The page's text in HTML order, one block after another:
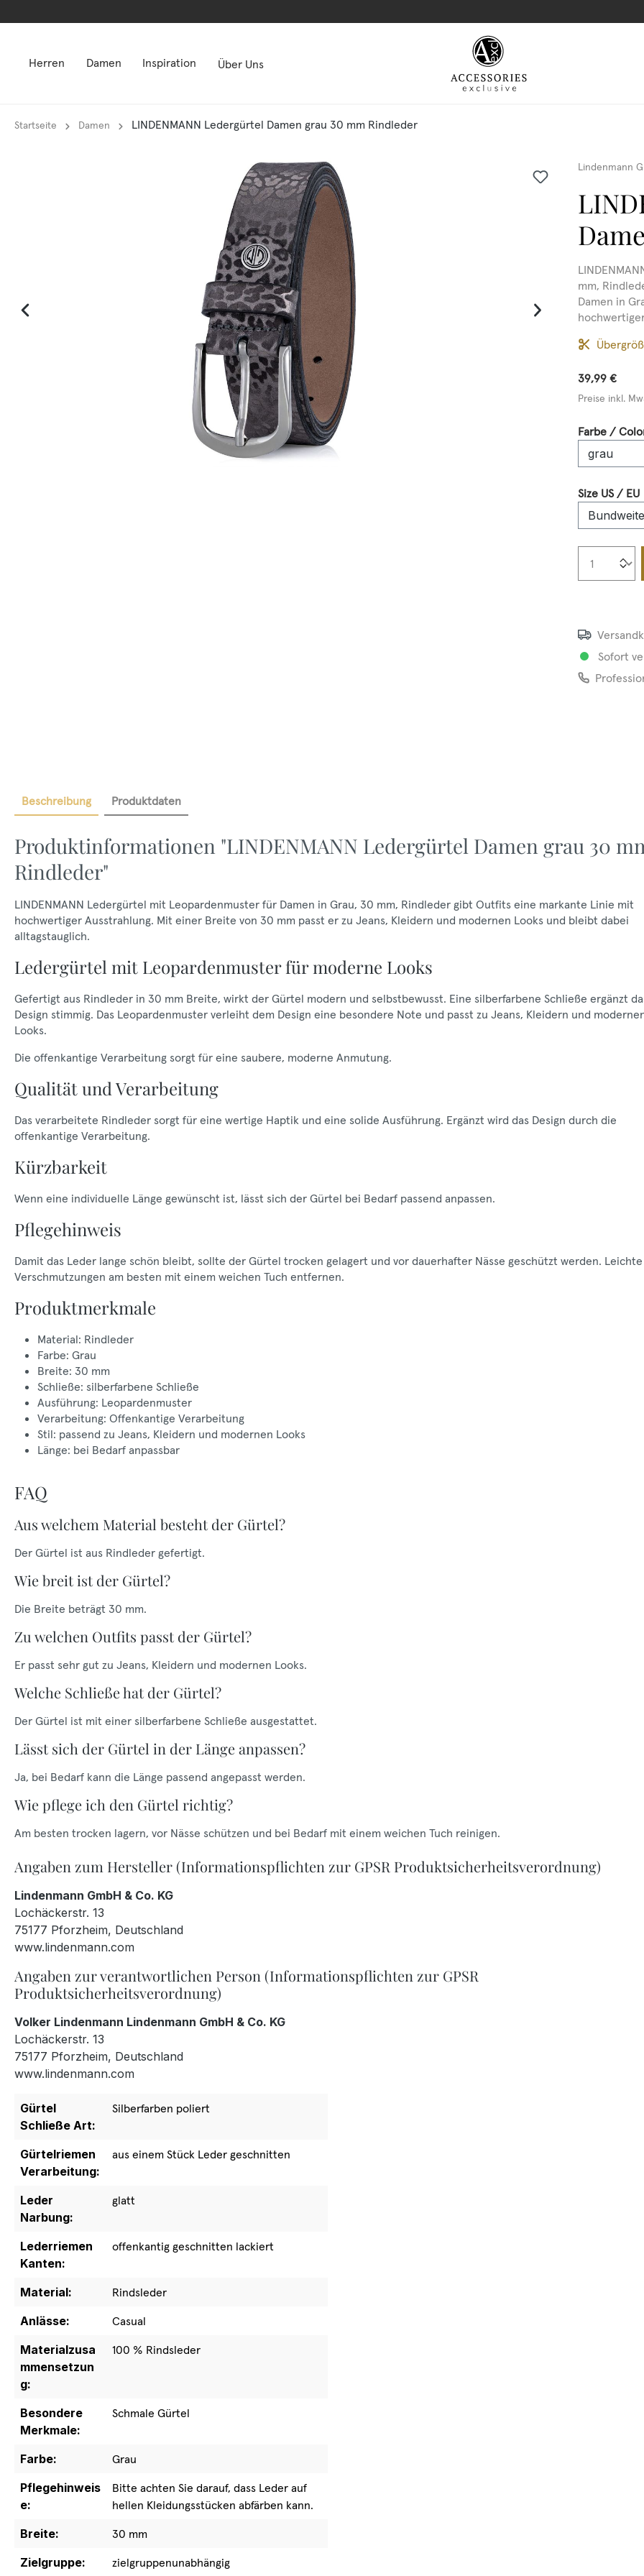
Herren Damen Inspiration Über Uns
Startseite Damen LINDENMANN Ledergürtel Damen grau 30 mm Rindleder
Lindenmann
mm,
Damen in
39,99 €
Preise inkl.
Farbe /
Size US / EU
Sofort
Beschreibung Produktdaten
Produktinformationen "LINDENMANN Ledergürtel Damen grau 30
Rindleder"
LINDENMANN Ledergürtel mit Leopardenmuster für Damen in Grau, 30 mm, Rindleder gibt Outfits eine markante Linie mit
hochwertiger Ausstrahlung. Mit einer Breite von 30 mm passt er zu Jeans, Kleidern und modernen Looks und bleibt dabei
alltagstauglich.
Ledergürtel mit Leopardenmuster für moderne Looks
Gefertigt aus Rindleder in 30 mm Breite, wirkt der Gürtel modern und selbstbewusst. Eine silberfarbene Schließe ergänzt
Design stimmig. Das Leopardenmuster verleiht dem Design eine besondere Note und passt zu Jeans, Kleidern und
Looks.
Die offenkantige Verarbeitung sorgt für eine saubere, moderne Anmutung.
Qualität und Verarbeitung
Das verarbeitete Rindleder sorgt für eine wertige Haptik und eine solide Ausführung. Ergänzt wird das Design durch die
offenkantige Verarbeitung.
Kürzbarkeit
Wenn eine individuelle Länge gewünscht ist, lässt sich der Gürtel bei Bedarf passend anpassen.
Pflegehinweis
Damit das Leder lange schön bleibt, sollte der Gürtel trocken gelagert und vor dauerhafter Nässe geschützt werden. Leichte
Verschmutzungen am besten mit einem weichen Tuch entfernen.
Produktmerkmale
Material: Rindleder
Farbe: Grau
Breite: 30 mm
Schließe: silberfarbene Schließe
Ausführung: Leopardenmuster
Verarbeitung: Offenkantige Verarbeitung
Stil: passend zu Jeans, Kleidern und modernen Looks
Länge: bei Bedarf anpassbar
FAQ
Aus welchem Material besteht der Gürtel?
Der Gürtel ist aus Rindleder gefertigt.
Wie breit ist der Gürtel?
Die Breite beträgt 30 mm.
Zu welchen Outfits passt der Gürtel?
Er passt sehr gut zu Jeans, Kleidern und modernen Looks.
Welche Schließe hat der Gürtel?
Der Gürtel ist mit einer silberfarbene Schließe ausgestattet.
Lässt sich der Gürtel in der Länge anpassen?
Ja, bei Bedarf kann die Länge passend angepasst werden.
Wie pflege ich den Gürtel richtig?
Am besten trocken lagern, vor Nässe schützen und bei Bedarf mit einem weichen Tuch reinigen.
Angaben zum Hersteller (Informationspflichten zur GPSR Produktsicherheitsverordnung)
Lindenmann GmbH & Co. KG
Lochäckerstr. 13
75177 Pforzheim, Deutschland
www.lindenmann.com
Angaben zur verantwortlichen Person (Informationspflichten zur GPSR
Produktsicherheitsverordnung)
Volker Lindenmann Lindenmann GmbH & Co. KG
Lochäckerstr. 13
75177 Pforzheim, Deutschland
www.lindenmann.com
Gürtel
Schließe Art:
Silberfarben poliert
Gürtelriemen
Verarbeitung:
aus einem Stück Leder geschnitten
Leder
Narbung:
glatt
Lederriemen
Kanten:
offenkantig geschnitten lackiert
Material:
Rindsleder
Anlässe:
Casual
Materialzusa
mmensetzun
g:
100 % Rindsleder
Besondere
Merkmale:
Schmale Gürtel
Farbe:
Grau
Pflegehinweis
e:
Bitte achten Sie darauf, dass Leder auf
hellen Kleidungsstücken abfärben kann.
Breite:
30 mm
Zielgruppe:
zielgruppenunabhängig